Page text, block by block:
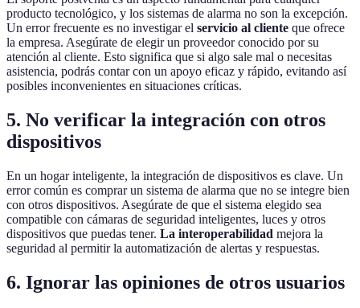
producto tecnológico, y los sistemas de alarma no son la excepción.
Un error frecuente es no investigar el servicio al cliente que ofrece
la empresa. Asegúrate de elegir un proveedor conocido por su
atención al cliente. Esto significa que si algo sale mal o necesitas
asistencia, podrás contar con un apoyo eficaz y rápido, evitando así
posibles inconvenientes en situaciones críticas.
5. No verificar la integración con otros
dispositivos
En un hogar inteligente, la integración de dispositivos es clave. Un
error común es comprar un sistema de alarma que no se integre bien
con otros dispositivos. Asegúrate de que el sistema elegido sea
compatible con cámaras de seguridad inteligentes, luces y otros
dispositivos que puedas tener. La interoperabilidad mejora la
seguridad al permitir la automatización de alertas y respuestas.
6. Ignorar las opiniones de otros usuarios